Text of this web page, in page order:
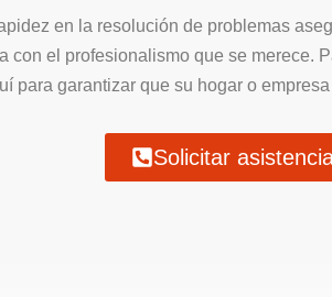
en la resolución de problemas
con el profesionalismo que se merece.
para garantizar que su hogar o
Solicitar